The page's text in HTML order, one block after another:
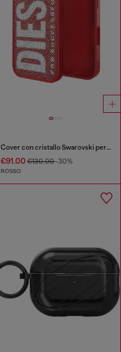
Cover con cristallo Swarovski per iP 16 Pro
€91.00€130.00-30%
ROSSO